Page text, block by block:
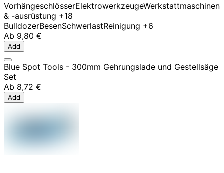
VorhängeschlösserElektrowerkzeugeWerkstattmaschinen
& -ausrüstung +18
BulldozerBesenSchwerlastReinigung +6
Ab 9,80 €
Add
Blue Spot Tools - 300mm Gehrungslade und Gestellsäge
Set
Ab 8,72 €
Add